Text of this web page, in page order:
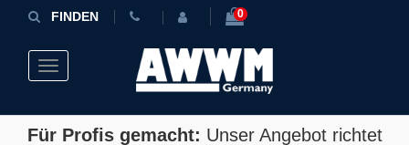
FINDEN 0
Toggle navigation
Für Profis gemacht: Unser Angebot richtet